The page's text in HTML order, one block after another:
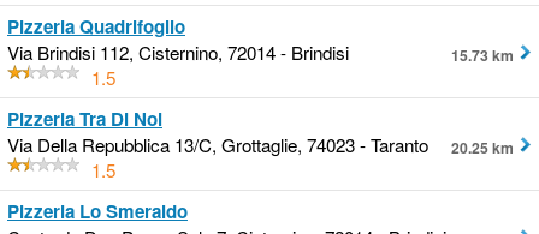
Pizzeria Quadrifoglio
Via Brindisi 112, Cisternino, 72014 - Brindisi
1.5
15.73 km
Pizzeria Tra Di Noi
Via Della Repubblica 13/C, Grottaglie, 74023 - Taranto
1.5
20.25 km
Pizzeria Lo Smeraldo